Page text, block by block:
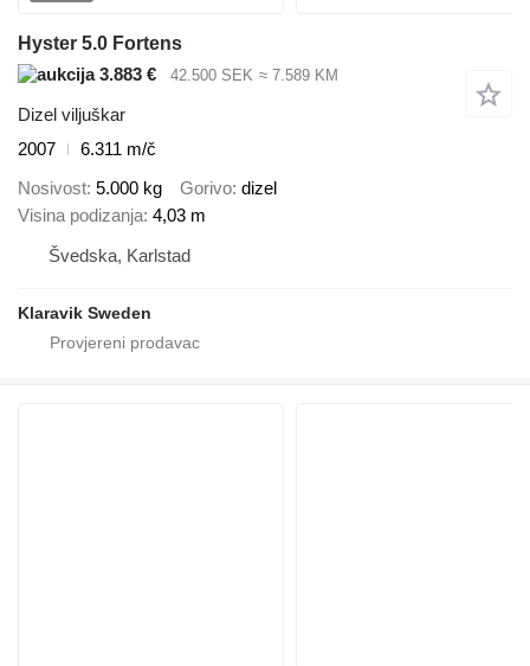
Hyster 5.0 Fortens
3.883 €
42.500 SEK ≈ 7.589 KM
Dizel viljuškar
2007
6.311 m/č
Nosivost 5.000 kg Gorivo dizel
Visina podizanja 4,03 m
Švedska, Karlstad
Klaravik Sweden